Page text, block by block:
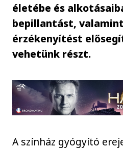
életébe és
bepillantást,
érzékenyítést
vehetünk részt.
A színház gyógyító